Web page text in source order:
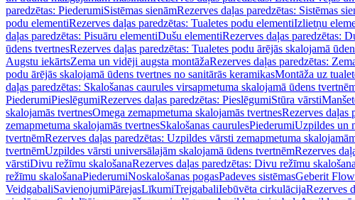
paredzētas: PiederumiSistēmas sienāmRezerves daļas paredzētas: Sistēmas
podu elementiRezerves daļas paredzētas: Tualetes podu elementiIzlietņu
daļas paredzētas: Pisuāru elementiDušu elementiRezerves daļas paredzētas:
ūdens tvertnesRezerves daļas paredzētas: Tualetes podu ārējās skalojamā
Augstu iekārtsZema un vidēji augsta montāžaRezerves daļas paredzētas:
podu ārējās skalojamā ūdens tvertnes no sanitārās keramikasMontāža uz
daļas paredzētas: Skalošanas caurules virsapmetuma skalojamā ūdens
PiederumiPieslēgumiRezerves daļas paredzētas: PieslēgumiStūra vārsti
skalojamās tvertnesOmega zemapmetuma skalojamās tvertnesRezerves daļas
zemapmetuma skalojamās tvertnesSkalošanas caurulesPiederumiUzpildes un
tvertnēmRezerves daļas paredzētas: Uzpildes vārsti zemapmetuma
tvertnēmUzpildes vārsti universālajām skalojamā ūdens tvertnēmRezerves
vārstiDivu režīmu skalošanaRezerves daļas paredzētas: Divu režīmu skalošana
režīmu skalošanaPiederumiNoskalošanas pogasPadeves sistēmasGeberit
VeidgabaliSavienojumiPārejasLīkumiTrejgabaliIebūvēta cirkulācijaRezerves